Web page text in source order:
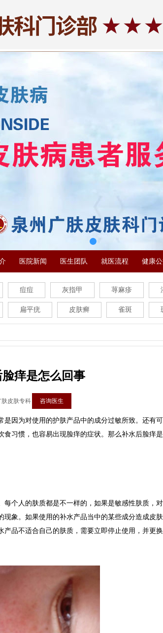
医院新闻 医生团队 就医流程 健康
痘痘 灰指甲 荨麻疹
扁平疣 皮肤癣 雀斑
痒是怎么回事
皮肤专科 咨询医生
因为对使用的护肤产品中的成分过敏所致。还有
习惯，也容易出现脸痒的症状。那么补水后脸痒
个人的肤质都是不一样的，如果是敏感性肤质，
象。如果使用的补水产品当中的某些成分造成皮
品不适合自己的肤质，需要立即停止使用，并更